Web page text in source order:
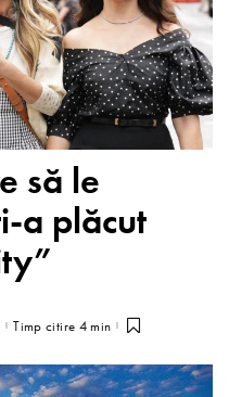
să le
a plăcut
Timp citire 4 min